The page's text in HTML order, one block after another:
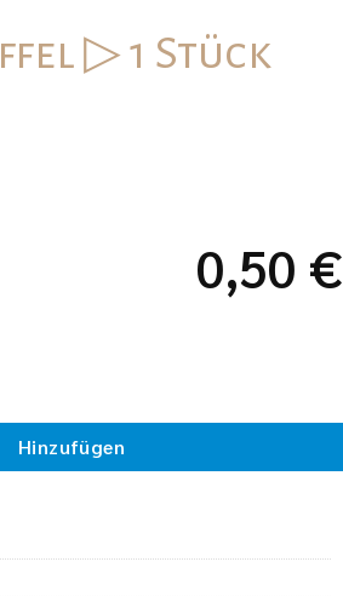
▷ 1 Stück
0,50 €
Hinzufügen